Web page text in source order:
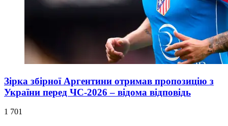
Зірка збірної Аргентини отримав пропозицію з
України перед ЧС-2026 – відома відповідь
1 701